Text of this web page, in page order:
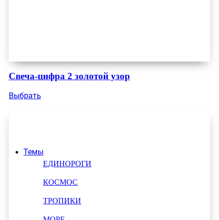
Темы
ЕДИНОРОГИ
КОСМОС
ТРОПИКИ
Свеча-цифра 2 золотой узор
Выбрать